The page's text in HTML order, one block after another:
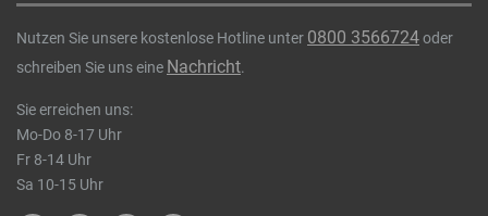
Nutzen Sie unsere kostenlose Hotline unter 0800 3566724oder
schreiben Sie uns eine Nachricht.
Sie erreichen uns:
Mo-Do 8-17 Uhr
Fr 8-14 Uhr
Sa 10-15 Uhr